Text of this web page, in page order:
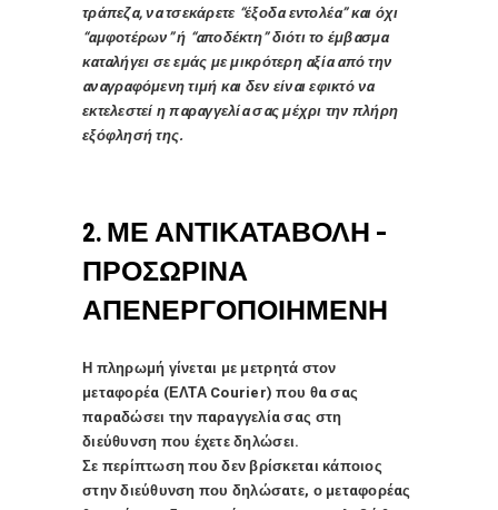
τράπεζα, να τσεκάρετε “έξοδα εντολέα” και όχι
“αμφοτέρων” ή “αποδέκτη” διότι το έμβασμα
καταλήγει σε εμάς με μικρότερη αξία από την
αναγραφόμενη τιμή και δεν είναι εφικτό να
εκτελεστεί η παραγγελία σας μέχρι την πλήρη
εξόφλησή της.
2. ΜΕ ΑΝΤΙΚΑΤΑΒΟΛΗ –
ΠΡΟΣΩΡΙΝΑ
ΑΠΕΝΕΡΓΟΠΟΙΗΜΕΝΗ
Η πληρωμή γίνεται με μετρητά στον
μεταφορέα (ΕΛΤΑ Courier) που θα σας
παραδώσει την παραγγελία σας στη
διεύθυνση που έχετε δηλώσει.
Σε περίπτωση που δεν βρίσκεται κάποιος
στην διεύθυνση που δηλώσατε, ο μεταφορέας